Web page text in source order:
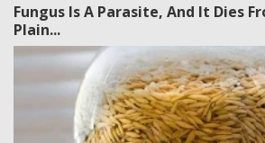
Fungus Is A Parasite, And It Dies
Plain...